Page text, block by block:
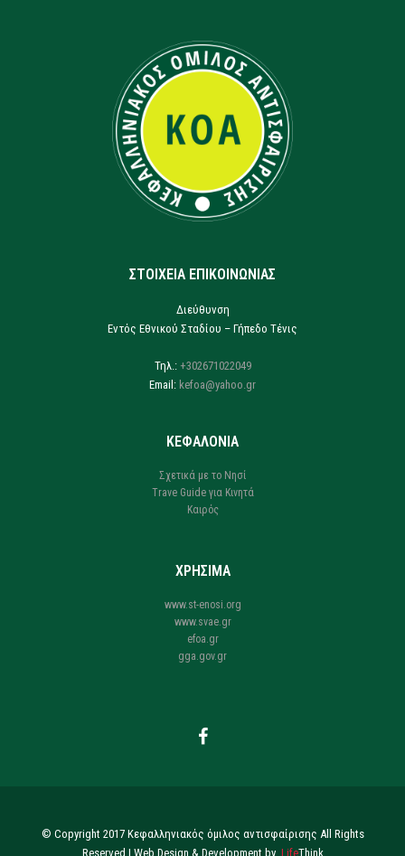
ΣΤΟΙΧΕΙΑ ΕΠΙΚΟΙΝΩΝΙΑΣ
Διεύθυνση
Εντός Εθνικού Σταδίου – Γήπεδο Τένις
Τηλ.: +302671022049
Email: kefoa@yahoo.gr
ΚΕΦΑΛΟΝΙΑ
Σχετικά με το Νησί
Trave Guide για Κινητά
Καιρός
ΧΡΗΣΙΜΑ
www.st-enosi.org
www.svae.gr
efoa.gr
gga.gov.gr
© Copyright 2017 Κεφαλληνιακός όμιλος αντισφαίρισης All Rights
Reserved | Web Design & Development by LifeThink